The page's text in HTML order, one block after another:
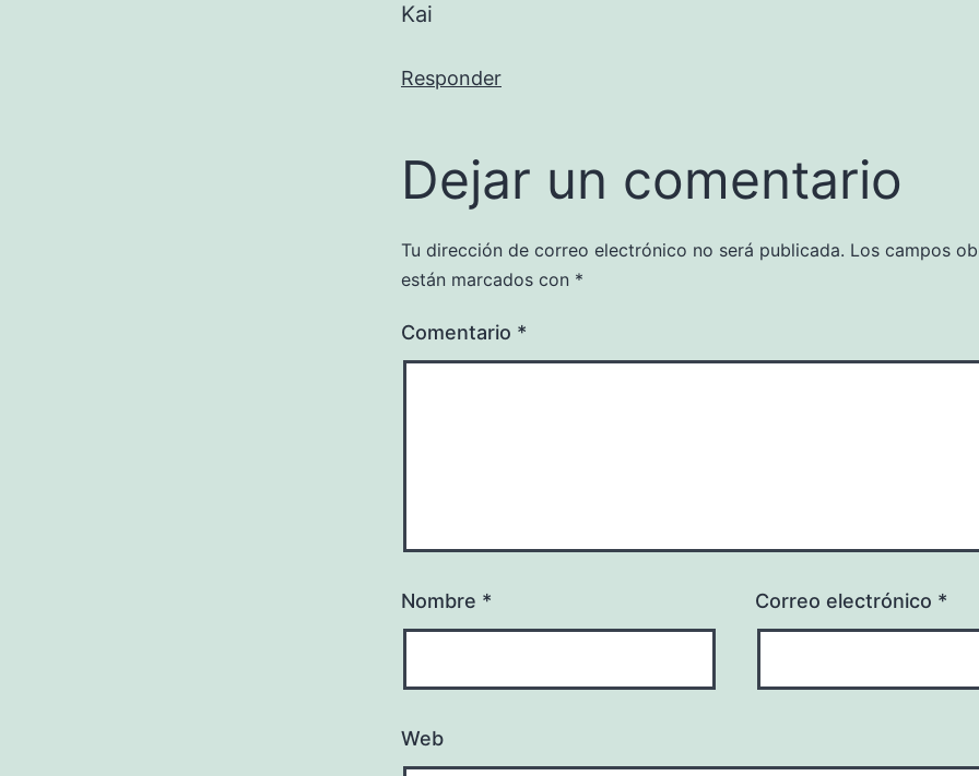
Kai
Responder
Dejar un comentario
Tu dirección de correo electrónico no será publicada. Los campos
están marcados con *
Comentario *
Nombre * Correo electrónico *
Web